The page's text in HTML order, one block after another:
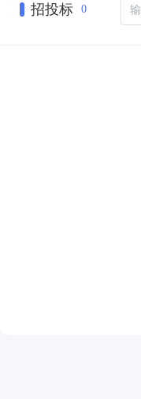
招投标 0